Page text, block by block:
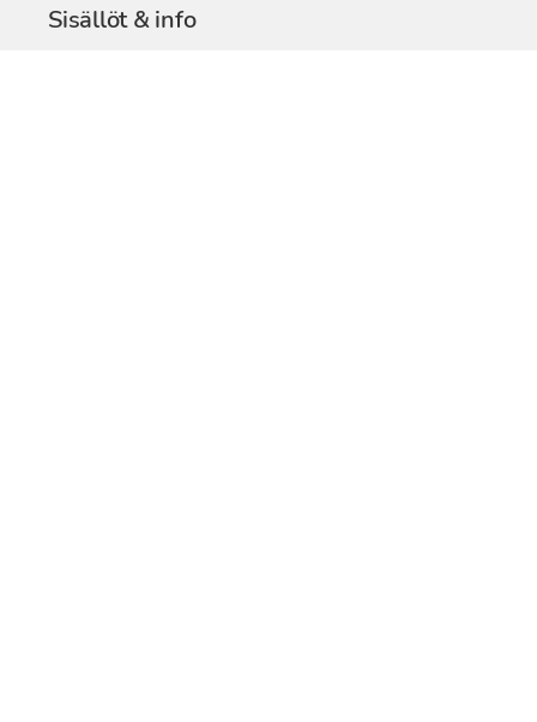
Sisällöt & info